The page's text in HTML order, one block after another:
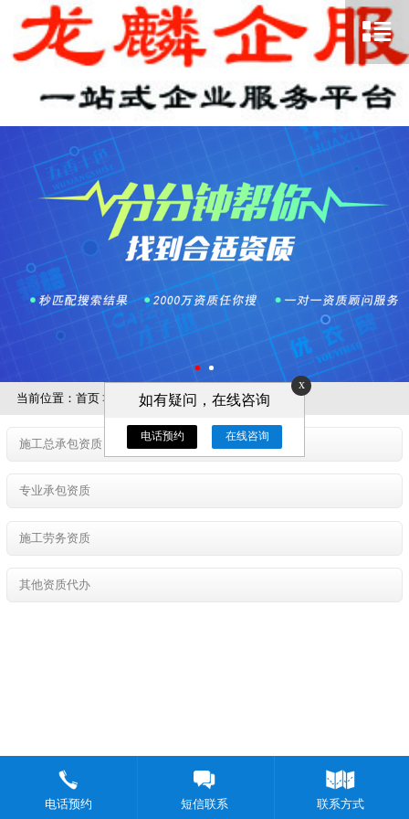
当前位置： 首页> 电商合规
施工总承包资质
专业承包资质
施工劳务资质
其他资质代办
电话预约 短信联系 联系方式
x
如有疑问，在线咨询
电话预约 在线咨询